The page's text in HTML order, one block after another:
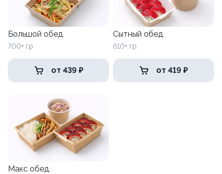
Большой обед
700+ гр
от 439 ₽
Сытный обед
610+ гр.
от 419 ₽
Макс обед